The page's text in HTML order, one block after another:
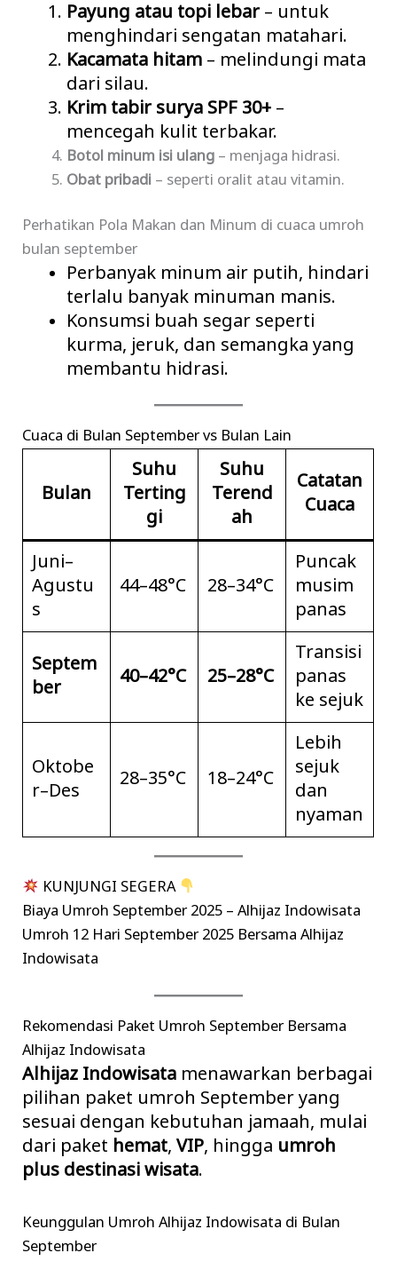
Payung atau topi lebar– untuk
menghindari sengatan matahari.
Kacamata hitam– melindungi mata
dari silau.
Krim tabir surya SPF 30+–
mencegah kulit terbakar.
Botol minum isi ulang– menjaga hidrasi.
Obat pribadi – seperti oralit atau vitamin.
Perhatikan Pola Makan dan Minum di cuaca umroh
bulan september
Perbanyak minum air putih, hindari
terlalu banyak minuman manis.
Konsumsi buah segar seperti
kurma, jeruk, dan semangka yang
membantu hidrasi.
Cuaca di Bulan September vs Bulan Lain
Bulan
Suhu
Terting
gi
Suhu
Terend
ah
Catatan
Cuaca
Juni–
Agustu
s
44–48°C 28–34°C
Puncak
musim
panas
Septem
ber
40–42°C 25–28°C
Transisi
panas
ke sejuk
Oktobe
r–Des
28–35°C 18–24°C
Lebih
sejuk
dan
nyaman
KUNJUNGI SEGERA
Biaya Umroh September 2025 – Alhijaz Indowisata
Umroh 12 Hari September 2025 Bersama Alhijaz
Indowisata
Rekomendasi Paket Umroh September Bersama
Alhijaz Indowisata
Alhijaz Indowisata menawarkan berbagai
pilihan paket umroh September yang
sesuai dengan kebutuhan jamaah, mulai
dari paket hemat,VIP, hingga umroh
plus destinasi wisata.
Keunggulan Umroh Alhijaz Indowisata di Bulan
September